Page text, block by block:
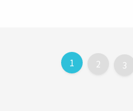
1 2 3